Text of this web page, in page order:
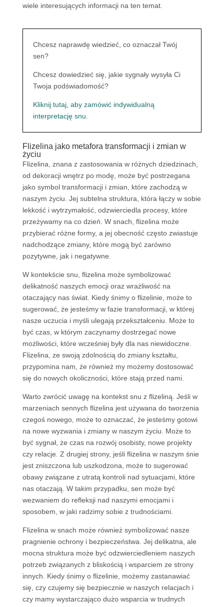
wiele interesujących informacji na ten temat.
Chcesz naprawdę wiedzieć, co oznaczał Twój
sen?
Chcesz dowiedzieć się, jakie sygnały wysyła Ci
Twoja podświadomość?
Kliknij tutaj, aby zamówić indywidualną
interpretację snu.
Flizelina jako metafora transformacji i zmian w
życiu
Flizelina, znana z zastosowania w różnych dziedzinach,
od dekoracji wnętrz po modę, może być postrzegana
jako symbol transformacji i zmian, które zachodzą w
naszym życiu. Jej subtelna struktura, która łączy w sobie
lekkość i wytrzymałość, odzwierciedla procesy, które
przeżywamy na co dzień. W snach, flizelina może
przybierać różne formy, a jej obecność często zwiastuje
nadchodzące zmiany, które mogą być zarówno
pozytywne, jak i negatywne.
W kontekście snu, flizelina może symbolizować
delikatność naszych emocji oraz wrażliwość na
otaczający nas świat. Kiedy śnimy o flizelinie, może to
sugerować, że jesteśmy w fazie transformacji, w której
nasze uczucia i myśli ulegają przekształceniu. Może to
być czas, w którym zaczynamy dostrzegać nowe
możliwości, które wcześniej były dla nas niewidoczne.
Flizelina, ze swoją zdolnością do zmiany kształtu,
przypomina nam, że również my możemy dostosować
się do nowych okoliczności, które stają przed nami.
Warto zwrócić uwagę na kontekst snu z flizeliną. Jeśli w
marzeniach sennych flizelina jest używana do tworzenia
czegoś nowego, może to oznaczać, że jesteśmy gotowi
na nowe wyzwania i zmiany w naszym życiu. Może to
być sygnał, że czas na rozwój osobisty, nowe projekty
czy relacje. Z drugiej strony, jeśli flizelina w naszym śnie
jest zniszczona lub uszkodzona, może to sugerować
obawy związane z utratą kontroli nad sytuacjami, które
nas otaczają. W takim przypadku, sen może być
wezwaniem do refleksji nad naszymi emocjami i
sposobem, w jaki radzimy sobie z trudnościami.
Flizelina w snach może również symbolizować nasze
pragnienie ochrony i bezpieczeństwa. Jej delikatna, ale
mocna struktura może być odzwierciedleniem naszych
potrzeb związanych z bliskością i wsparciem ze strony
innych. Kiedy śnimy o flizelinie, możemy zastanawiać
się, czy czujemy się bezpiecznie w naszych relacjach i
czy mamy wystarczająco dużo wsparcia w trudnych